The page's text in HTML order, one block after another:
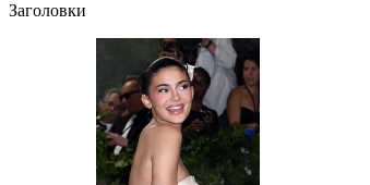
Заголовки